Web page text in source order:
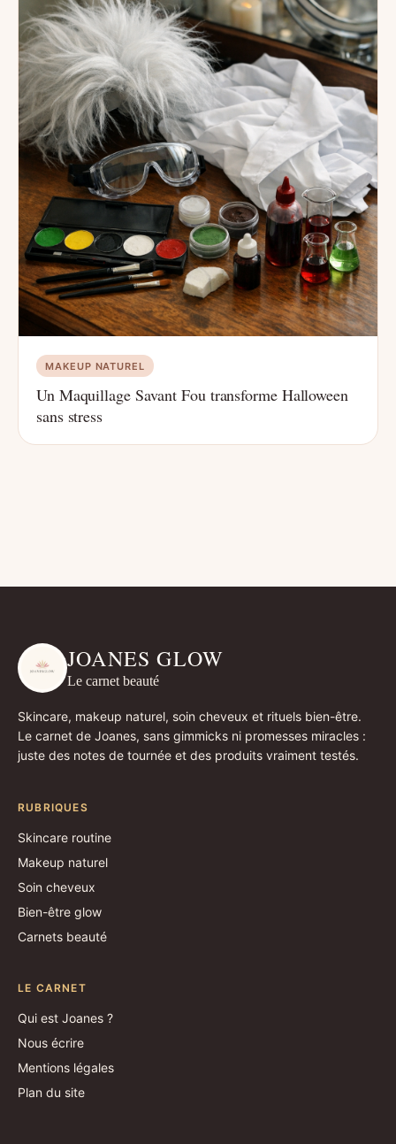
MAKEUP NATUREL
Un Maquillage Savant Fou transforme Halloween
sans stress
JOANES GLOW
Le carnet beauté
Skincare, makeup naturel, soin cheveux et rituels bien-être.
Le carnet de Joanes, sans gimmicks ni promesses miracles :
juste des notes de tournée et des produits vraiment testés.
RUBRIQUES
Skincare routine
Makeup naturel
Soin cheveux
Bien-être glow
Carnets beauté
LE CARNET
Qui est Joanes ?
Nous écrire
Mentions légales
Plan du site